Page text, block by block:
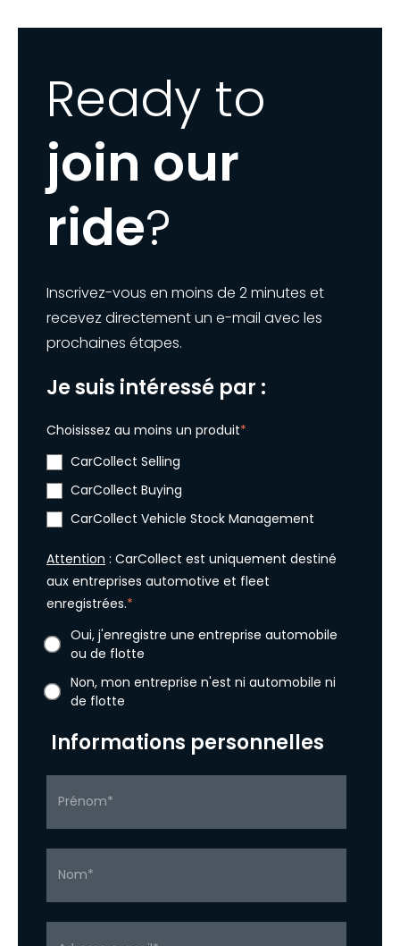
Ready to
join our
ride?
Inscrivez-vous en moins de 2 minutes et
recevez directement un e-mail avec les
prochaines étapes.
Je suis intéressé par :
Choisissez au moins un produit*
CarCollect Selling
CarCollect Buying
CarCollect Vehicle Stock Management
Attention : CarCollect est uniquement destiné
aux entreprises automotive et fleet
enregistrées.*
Oui, j'enregistre une entreprise automobile
ou de flotte
Non, mon entreprise n'est ni automobile ni
de flotte
Informations personnelles